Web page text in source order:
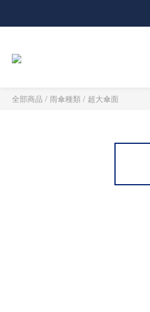
全部商品 / 雨傘種類 / 超大傘面